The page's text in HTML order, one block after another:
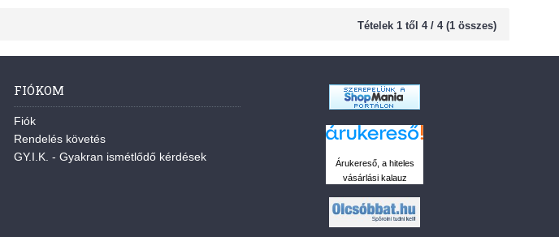
Tételek 1 től 4 / 4 (1 összes)
FIÓKOM
Fiók
Rendelés követés
GY.I.K. - Gyakran ismétlődő kérdések
Árukereső, a hiteles
vásárlási kalauz